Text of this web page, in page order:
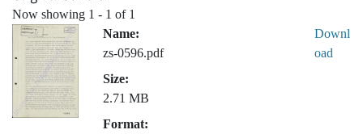
Now showing 1 - 1 of 1
Name:
zs-0596.pdf
Size:
2.71 MB
Format:
Downl
oad